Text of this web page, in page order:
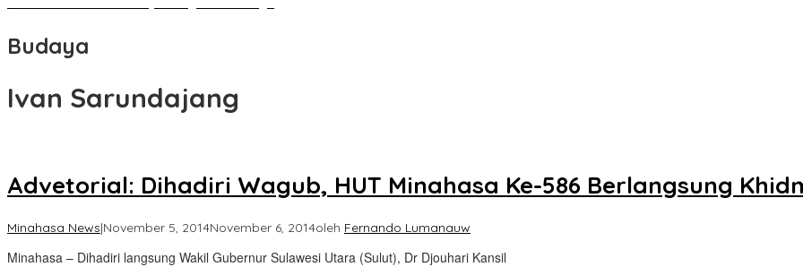
Budaya
Ivan Sarundajang
Advetorial: Dihadiri Wagub, HUT Minahasa Ke-586 Berlangsung
Minahasa News|November 5, 2014November 6, 2014oleh Fernando Lumanauw
Minahasa – Dihadiri langsung Wakil Gubernur Sulawesi Utara (Sulut), Dr Djouhari Kansil